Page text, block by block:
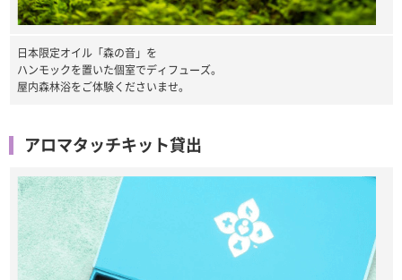
日本限定オイル「森の音」を
ハンモックを置いた個室でディフューズ。
屋内森林浴をご体験くださいませ。
アロマタッチキット貸出